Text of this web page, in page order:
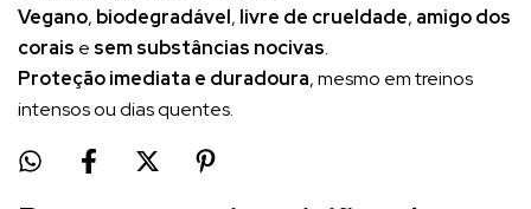
Vegano, biodegradável, livre de crueldade, amigo dos
corais e sem substâncias nocivas.
Proteção imediata e duradoura, mesmo em treinos
intensos ou dias quentes.